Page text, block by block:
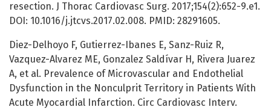
resection. J Thorac Cardiovasc Surg. 2017;154(2):652-9.e1.
DOI: 10.1016/j.jtcvs.2017.02.008. PMID: 28291605.
Diez-Delhoyo F, Gutierrez-Ibanes E, Sanz-Ruiz R,
Vazquez-Alvarez ME, Gonzalez Saldívar H, Rivera Juarez
A, et al. Prevalence of Microvascular and Endothelial
Dysfunction in the Nonculprit Territory in Patients With
Acute Myocardial Infarction. Circ Cardiovasc Interv.